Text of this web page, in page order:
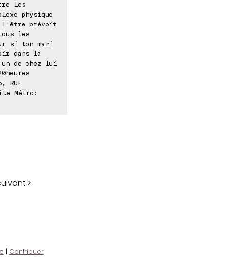
les
physique
l'être prévoit
les
si ton mari
dans la
de chez lui
RUE
Métro:
>
| Contribuer